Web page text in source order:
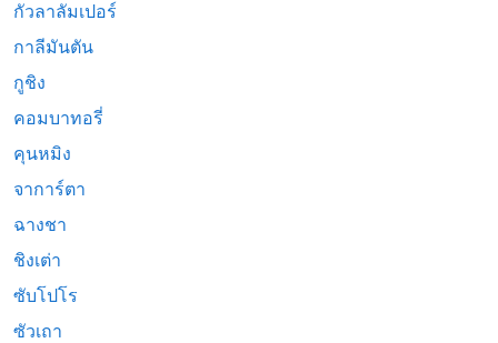
กัวลาลัมเปอร์
กาลีมันตัน
กูชิง
คอมบาทอรี่
คุนหมิง
จาการ์ตา
ฉางชา
ชิงเต่า
ซับโปโร
ซัวเถา